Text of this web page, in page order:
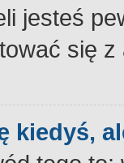
jesteś
się
kiedyś,